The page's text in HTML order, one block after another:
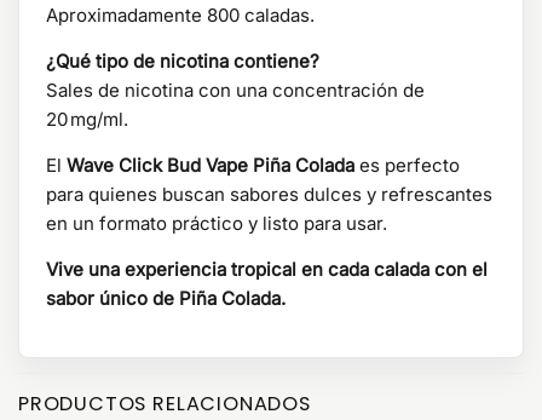
Aproximadamente 800 caladas.
¿Qué tipo de nicotina contiene?
Sales de nicotina con una concentración de
20 mg/ml.
El Wave Click Bud Vape Piña Colada es perfecto
para quienes buscan sabores dulces y refrescantes
en un formato práctico y listo para usar.
Vive una experiencia tropical en cada calada con el
sabor único de Piña Colada.
PRODUCTOS RELACIONADOS